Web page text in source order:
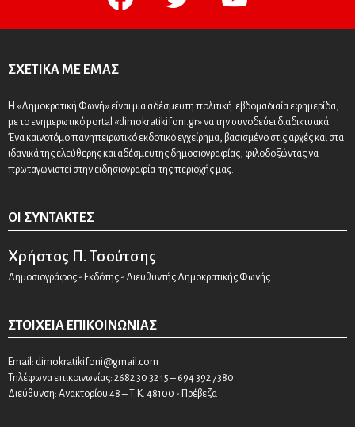
ΣΧΕΤΙΚΆ ΜΕ ΕΜΆΣ
Η «Δημοκρατική Φωνή» είναι μια αδέσμευτη πολιτική εβδομαδιαία εφημερίδα,
με το ενημερωτικό portal «dimokratikifoni.gr» να την συνοδεύει διαδικτυακά.
Ένα καινοτόμο πανηπειρωτικό εκδοτικό εγχείρημα, βασισμένο στις αρχές και στα
ιδανικά της ελεύθερης και αδέσμευτης δημοσιογραφίας, φιλοδοξώντας να
πρωταγωνιστεί στην ειδησιογραφία της περιοχής μας.
ΟΙ ΣΥΝΤΆΚΤΕΣ
Χρήστος Π. Τσούτσης
Δημοσιογράφος - Εκδότης - Διευθυντής Δημοκρατικής Φωνής
ΣΤΟΙΧΕΊΑ ΕΠΙΚΟΙΝΩΝΊΑΣ
Email: dimokratikifoni@gmail.com
Τηλέφωνα επικοινωνίας: 2682 30 32 15 – 694 392 7380
Διεύθυνση: Ανακτορίου 48 – Τ.Κ. 48100 - Πρέβεζα